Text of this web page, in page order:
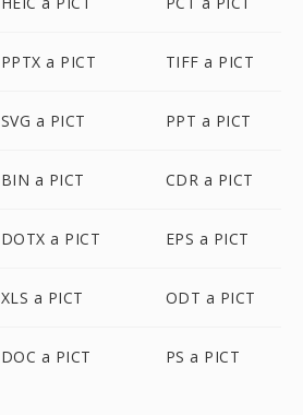
PPTX a PICT TIFF a PICT
SVG a PICT PPT a PICT
BIN a PICT CDR a PICT
DOTX a PICT EPS a PICT
XLS a PICT ODT a PICT
DOC a PICT PS a PICT